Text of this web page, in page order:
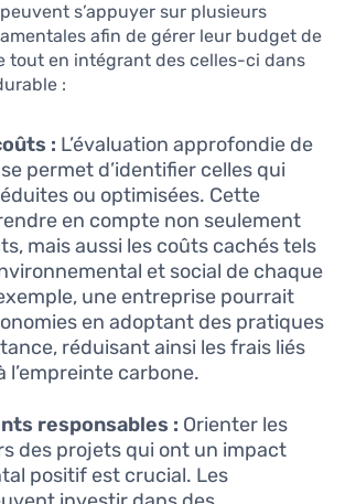
s’appuyer sur plusieurs
afin de gérer leur budget de
tout en intégrant des celles-ci dans
:
: L’évaluation approfondie de
permet d’identifier celles qui
ou optimisées. Cette
en compte non seulement
mais aussi les coûts cachés tels
et social de chaque
une entreprise pourrait
en adoptant des pratiques
réduisant ainsi les frais liés
l’empreinte carbone.
responsables : Orienter les
des projets qui ont un impact
positif est crucial. Les